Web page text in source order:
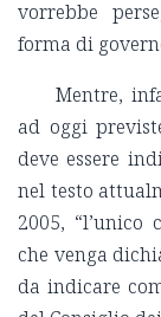
vorrebbe
forma di
Mentre,
ad oggi
deve essere
nel testo
2005, “l’unico
che venga
da indicare